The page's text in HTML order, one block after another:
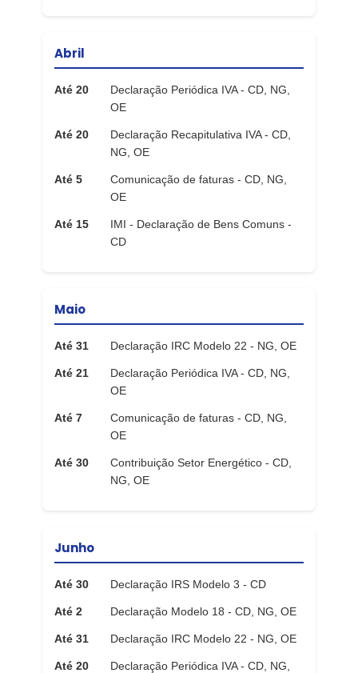
Abril
Até 20
Declaração Periódica IVA - CD, NG,
OE
Até 20
Declaração Recapitulativa IVA - CD,
NG, OE
Até 5
Comunicação de faturas - CD, NG,
OE
Até 15
IMI - Declaração de Bens Comuns -
CD
Maio
Até 31 Declaração IRC Modelo 22 - NG, OE
Até 21
Declaração Periódica IVA - CD, NG,
OE
Até 7
Comunicação de faturas - CD, NG,
OE
Até 30
Contribuição Setor Energético - CD,
NG, OE
Junho
Até 30 Declaração IRS Modelo 3 - CD
Até 2 Declaração Modelo 18 - CD, NG, OE
Até 31 Declaração IRC Modelo 22 - NG, OE
Até 20 Declaração Periódica IVA - CD, NG,